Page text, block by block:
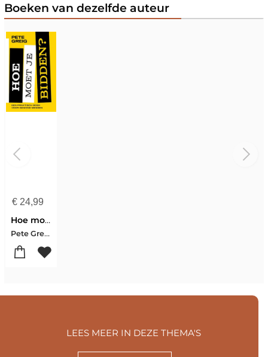
Boeken van dezelfde auteur
€24,99
Hoe moet je bidden?
Pete Greig
LEES MEER IN DEZE THEMA'S